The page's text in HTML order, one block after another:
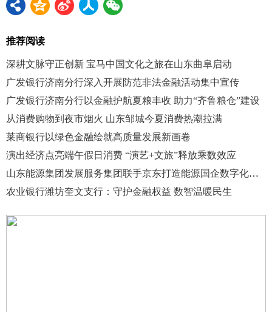
推荐阅读
深耕文脉守正创新 宝马中国文化之旅在山东曲阜启动
广发银行济南分行深入开展防范非法金融活动集中宣传
广发银行济南分行以金融护航夏粮丰收 助力“齐鲁粮仓”建设
从消费购物到夜市烟火 山东邹城今夏消费热潮拉满
莱商银行以绿色金融绘就高质量发展新画卷
演出经济点亮端午假日消费 “演艺+文旅”释放乘数效应
山东能源集团发展服务集团联手京东打造能源国企数字化福利新标杆
农业银行潍坊奎文支行：守护金融权益 数智温暖民生